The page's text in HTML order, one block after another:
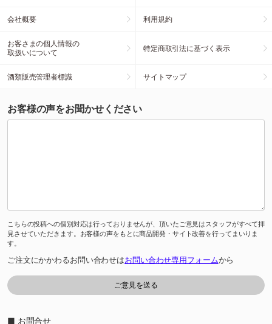
会社概要 利用規約
お客さまの個人情報の
取扱いについて
特定商取引法に基づく表示
酒類販売管理者標識 サイトマップ
お客様の声をお聞かせください
こちらの投稿への個別対応は行っておりませんが、頂いたご意見はスタッフがすべて拝
見させていただきます。お客様の声をもとに商品開発・サイト改善を行ってまいりま
す。
ご注文にかかわるお問い合わせはお問い合わせ専用フォームから
■ お問合せ